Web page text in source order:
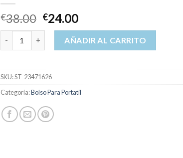
€38.00 €24.00
bolso para portatil cantidadAÑADIR AL CARRITO
SKU:ST-23471626
Categoría:Bolso Para Portatil